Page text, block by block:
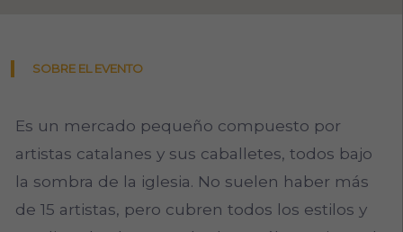
SOBRE EL EVENTO
Es un mercado pequeño compuesto por
artistas catalanes y sus caballetes, todos bajo
la sombra de la iglesia. No suelen haber más
de 15 artistas, pero cubren todos los estilos y